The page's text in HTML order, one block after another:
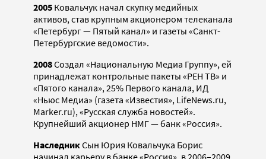
2005 Ковальчук начал скупку медийных
активов, став крупным акционером телеканала
«Петербург — Пятый канал» и газеты «Санкт-
Петербургские ведомости».
2008Создал «Национальную Медиа Группу», ей
принадлежат контрольные пакеты «РЕН ТВ» и
«Пятого канала», 25% Первого канала, ИД
«Ньюс Медиа» (газета «Известия», LifeNews.ru,
Marker.ru), «Русская служба новостей».
Крупнейший акционер НМГ — банк «Россия».
Наследник Сын Юрия Ковальчука Борис
начинал карьеру в банке «Россия», в 2006–2009